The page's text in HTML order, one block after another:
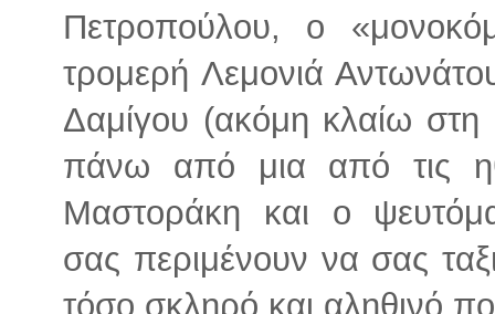
Πετροπούλου, ο
τρομερή Λεμονιά
Δαμίγου (ακόμη κλαίω
πάνω από μια από τις
Μαστοράκη και ο
σας περιμένουν να σας
τόσο σκληρό και αληθινό